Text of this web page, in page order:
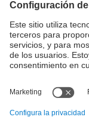
Editad en la
encontraréis en
personalizados
Formulario de